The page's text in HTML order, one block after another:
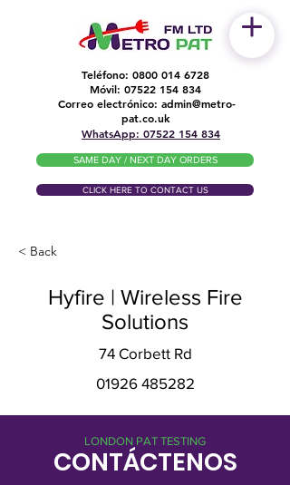
Teléfono: 0800 014 6728
Móvil: 07522 154 834
Correo electrónico: admin@metro-
pat.co.uk
WhatsApp: 07522 154 834
SAME DAY / NEXT DAY ORDERS
CLICK HERE TO CONTACT US
< Back
Hyfire | Wireless Fire
Solutions
74 Corbett Rd
01926 485282
LONDON PAT TESTING
CONTÁCTENOS